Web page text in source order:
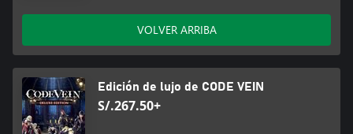
VOLVER ARRIBA
Edición de lujo de CODE VEIN
S/.267.50+